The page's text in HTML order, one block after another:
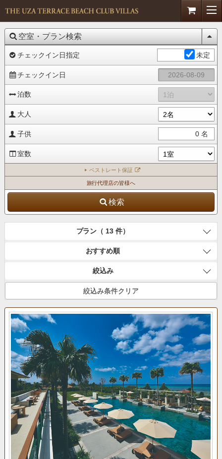
空室・プラン検索
チェックイン日指定 未定
チェックイン日
泊数
大人
子供 0 名
室数
ベストレート保証
旅行代理店の皆様へ
検索
プラン（ 13 件）
おすすめ順
絞込み
絞込み条件クリア